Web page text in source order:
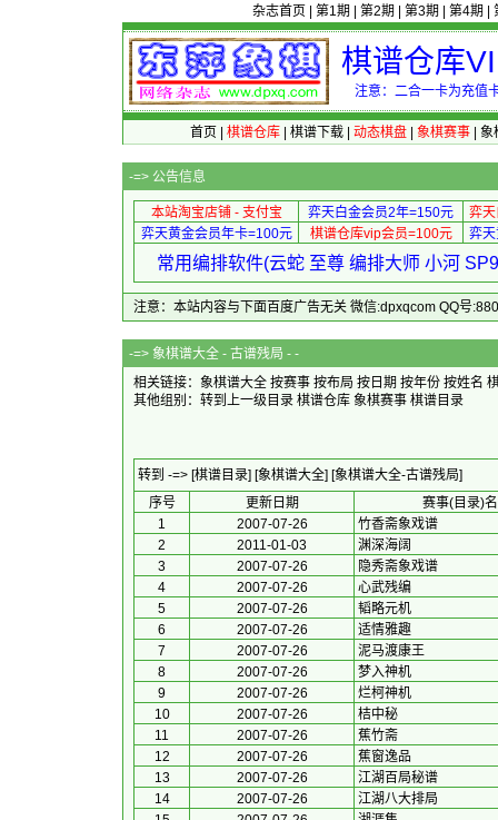
杂志首页 第1期 第2期 第3期 第4期
棋谱仓库
注意：二合一卡为充值
首页 棋谱仓库| 棋谱下载| 动态棋盘| 象棋赛事| 象
-=> 公告信息
本站淘宝店铺 - 支付宝 弈天白金会员2年=150元
弈
弈天黄金会员年卡=100元
棋谱仓库vip会员=100元 弈
常用编排软件(云蛇 至尊 编排大师 小河
注意：本站内容与下面百度广告无关 微信:dpxqcom QQ号
-=> 象棋谱大全 - 古谱残局 - -
相关链接：象棋谱大全 按赛事 按布局 按日期 按年份 按姓名
其他组别： 转到上一级目录 棋谱仓库 象棋赛事 棋谱目录
转到 -=> [棋谱目录] [象棋谱大全] [象棋谱大全-古谱残局]
序号
更新日期
赛事(目录)
1
2007-07-26
竹香斋象戏谱
2
2011-01-03
渊深海阔
3
2007-07-26
隐秀斋象戏谱
4
2007-07-26
心武残编
5
2007-07-26
韬略元机
6
2007-07-26
适情雅趣
7
2007-07-26
泥马渡康王
8
2007-07-26
梦入神机
9
2007-07-26
烂柯神机
10
2007-07-26
桔中秘
11
2007-07-26
蕉竹斋
12
2007-07-26
蕉窗逸品
13
2007-07-26
江湖百局秘谱
14
2007-07-26
江湖八大排局